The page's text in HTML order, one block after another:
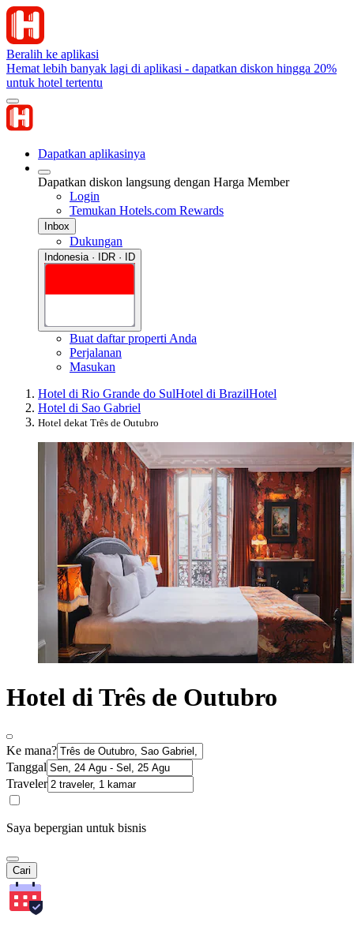
Beralih ke aplikasi
Hemat lebih banyak lagi di aplikasi - dapatkan diskon hingga 20%
untuk hotel tertentu
Dapatkan aplikasinya
Dapatkan diskon langsung dengan Harga Member
Login
Temukan Hotels.com Rewards
Inbox
Dukungan
Indonesia · IDR · ID
Buat daftar properti Anda
Perjalanan
Masukan
Hotel di Rio Grande do SulHotel di BrazilHotel
Hotel di Sao Gabriel
Hotel dekat Três de Outubro
Hotel di Três de Outubro
Ke mana?
Tanggal
Traveler
Saya bepergian untuk bisnis
Cari